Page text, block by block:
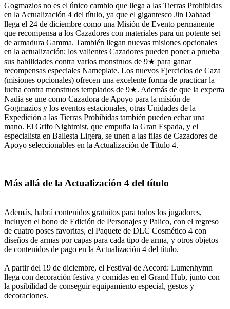
Gogmazios no es el único cambio que llega a las Tierras Prohibidas
en la Actualización 4 del título, ya que el gigantesco Jin Dahaad
llega el 24 de diciembre como una Misión de Evento permanente
que recompensa a los Cazadores con materiales para un potente set
de armadura Gamma. También llegan nuevas misiones opcionales
en la actualización; los valientes Cazadores pueden poner a prueba
sus habilidades contra varios monstruos de 9★ para ganar
recompensas especiales Nameplate. Los nuevos Ejercicios de Caza
(misiones opcionales) ofrecen una excelente forma de practicar la
lucha contra monstruos templados de 9★. Además de que la experta
Nadia se une como Cazadora de Apoyo para la misión de
Gogmazios y los eventos estacionales, otras Unidades de la
Expedición a las Tierras Prohibidas también pueden echar una
mano. El Grifo Nightmist, que empuña la Gran Espada, y el
especialista en Ballesta Ligera, se unen a las filas de Cazadores de
Apoyo seleccionables en la Actualización de Título 4.
Más allá de la Actualización 4 del título
Además, habrá contenidos gratuitos para todos los jugadores,
incluyen el bono de Edición de Personajes y Palico, con el regreso
de cuatro poses favoritas, el Paquete de DLC Cosmético 4 con
diseños de armas por capas para cada tipo de arma, y otros objetos
de contenidos de pago en la Actualización 4 del título.
A partir del 19 de diciembre, el Festival de Accord: Lumenhymn
llega con decoración festiva y comidas en el Grand Hub, junto con
la posibilidad de conseguir equipamiento especial, gestos y
decoraciones.